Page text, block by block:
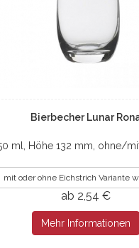
Bierbecher Lunar
ml, Höhe 132 mm, ohne/
mit oder ohne Eichstrich Variante
ab 2,54 €
Mehr Informationen